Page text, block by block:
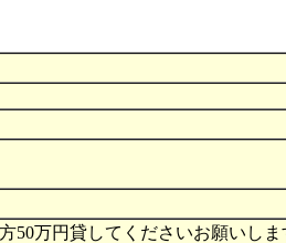
万円貸してくださいお願いしま